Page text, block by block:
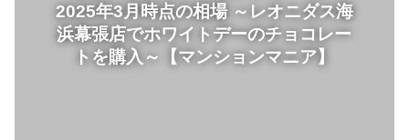
2025年3月時点の相場 ～レオニダス海
浜幕張店でホワイトデーのチョコレー
トを購入～【マンションマニア】